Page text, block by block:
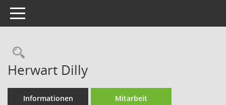
Toggle navigation
Rechercheauswahl
Herwart Dilly
Informationen Mitarbeit